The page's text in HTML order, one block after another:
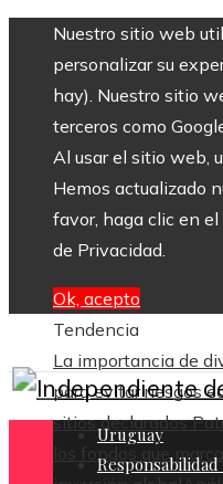
Nuestro sitio web
personalizar su
hay). Nuestro sitio
terceros como
Al usar el sitio web,
Hemos actualizado
favor, haga clic en
de Privacidad.
Ok, acepto
Tendencia
La importancia de
para evitar riesgos
sitios declarados
los fondos que
Uruguay
Responsabilidad